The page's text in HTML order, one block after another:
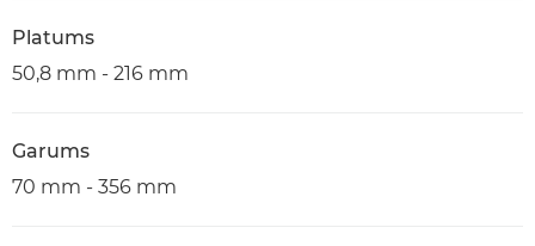
Platums
50,8 mm - 216 mm
Garums
70 mm - 356 mm